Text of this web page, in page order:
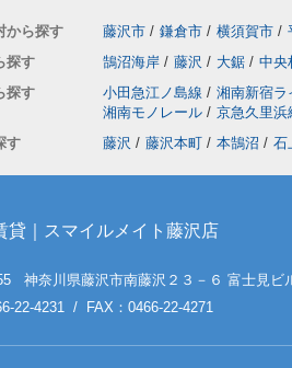
から探す 藤沢市 / 鎌倉市 / 横須賀市 /
探す
鵠沼海岸 / 藤沢 / 大鋸 / 中
探す
小田急江ノ島線 / 湘南新宿
湘南モノレール / 京急久里
す
藤沢 / 藤沢本町 / 本鵠沼 / 石
貸｜スマイルメイト藤沢店
神奈川県藤沢市南藤沢２３－６ 富士見ビ
22-4231 / FAX：0466-22-4271